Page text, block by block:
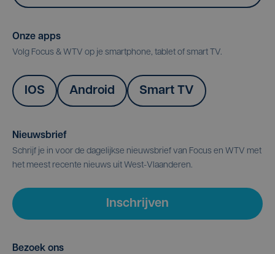
Onze apps
Volg Focus & WTV op je smartphone, tablet of smart TV.
IOS Android Smart TV
Nieuwsbrief
Schrijf je in voor de dagelijkse nieuwsbrief van Focus en WTV met
het meest recente nieuws uit West-Vlaanderen.
Inschrijven
Bezoek ons